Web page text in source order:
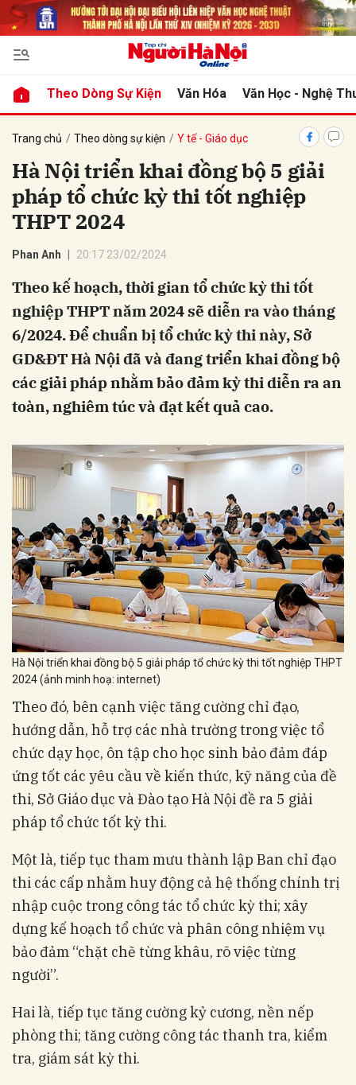
Theo Dòng Sự Kiện Văn Hóa Văn Học - Nghệ
Trang chủ Theo dòng sự kiện Y tế - Giáo dục
Hà Nội triển khai đồng bộ 5 giải
pháp tổ chức kỳ thi tốt nghiệp
THPT 2024
Phan Anh 20:17 23/02/2024
Theo kế hoạch, thời gian tổ chức kỳ thi tốt
nghiệp THPT năm 2024 sẽ diễn ra vào tháng
6/2024. Để chuẩn bị tổ chức kỳ thi này, Sở
GD&ĐT Hà Nội đã và đang triển khai đồng bộ
các giải pháp nhằm bảo đảm kỳ thi diễn ra an
toàn, nghiêm túc và đạt kết quả cao.
Hà Nội triển khai đồng bộ 5 giải pháp tổ chức kỳ thi tốt nghiệp THPT
2024 (ảnh minh hoạ: internet)
Theo đó, bên cạnh việc tăng cường chỉ đạo,
hướng dẫn, hỗ trợ các nhà trường trong việc tổ
chức dạy học, ôn tập cho học sinh bảo đảm đáp
ứng tốt các yêu cầu về kiến thức, kỹ năng của đề
thi, Sở Giáo dục và Đào tạo Hà Nội đề ra 5 giải
pháp tổ chức tốt kỳ thi.
Một là, tiếp tục tham mưu thành lập Ban chỉ đạo
thi các cấp nhằm huy động cả hệ thống chính trị
nhập cuộc trong công tác tổ chức kỳ thi; xây
dựng kế hoạch tổ chức và phân công nhiệm vụ
bảo đảm “chặt chẽ từng khâu, rõ việc từng
người”.
Hai là, tiếp tục tăng cường kỷ cương, nền nếp
phòng thi; tăng cường công tác thanh tra, kiểm
tra, giám sát kỳ thi.
luận